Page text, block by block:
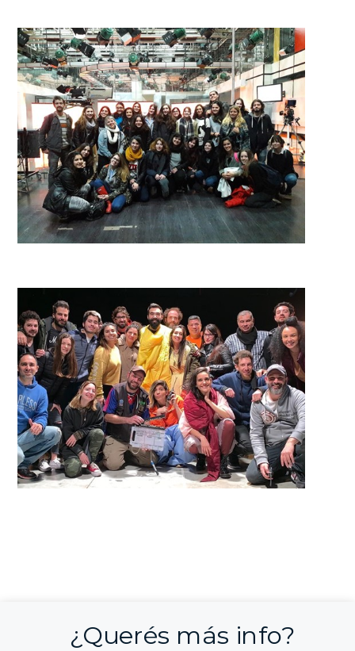
¿Querés más info?